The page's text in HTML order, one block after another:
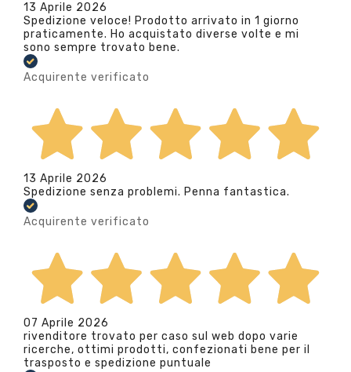
13 Aprile 2026
Spedizione veloce! Prodotto arrivato in 1 giorno
praticamente. Ho acquistato diverse volte e mi
sono sempre trovato bene.
Acquirente verificato
13 Aprile 2026
Spedizione senza problemi. Penna fantastica.
Acquirente verificato
07 Aprile 2026
rivenditore trovato per caso sul web dopo varie
ricerche, ottimi prodotti, confezionati bene per il
trasposto e spedizione puntuale